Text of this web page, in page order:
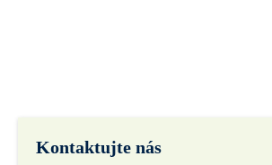
Kontaktujte nás